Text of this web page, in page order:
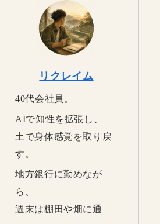
リクレイム
40代会社員。
AIで知性を拡張し、
土で身体感覚を取り戻
す。
地方銀行に勤めなが
ら、
週末は棚田や畑に通